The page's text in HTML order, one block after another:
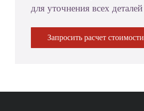
для уточнения всех деталей
Запросить расчет стоимости